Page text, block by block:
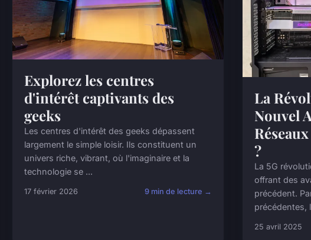
Explorez les centres
d'intérêt captivants des
geeks
Les centres d'intérêt des geeks dépassent
largement le simple loisir. Ils constituent un
univers riche, vibrant, où l'imaginaire et la
technologie se ...
17 février 2026 9 min de lecture →
La
Nouvel
?
La 5G
offrant des
précédent.
précédentes,
25 avril 2025